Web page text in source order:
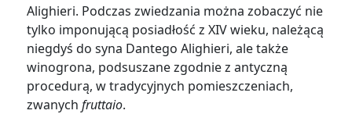
Alighieri. Podczas zwiedzania można zobaczyć nie
tylko imponującą posiadłość z XIV wieku, należącą
niegdyś do syna Dantego Alighieri, ale także
winogrona, podsuszane zgodnie z antyczną
procedurą, w tradycyjnych pomieszczeniach,
zwanychfruttaio.